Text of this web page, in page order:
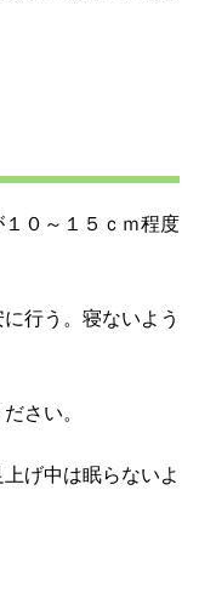
０～１５ｃｍ程度
行う。寝ないよう
さい。
げ中は眠らないよ